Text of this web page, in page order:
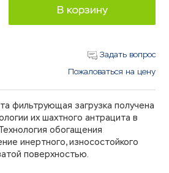
В корзину
Задать вопрос
Пожаловаться на цену
фильтрующая загрузка получена
их шахтного антрацита в
обогащения
инертного, износостойкого
поверхностью.